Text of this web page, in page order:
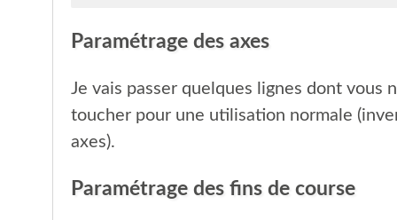
Paramétrage des axes
Je vais passer quelques lignes dont vous
toucher pour une utilisation normale
axes).
Paramétrage des fins de course